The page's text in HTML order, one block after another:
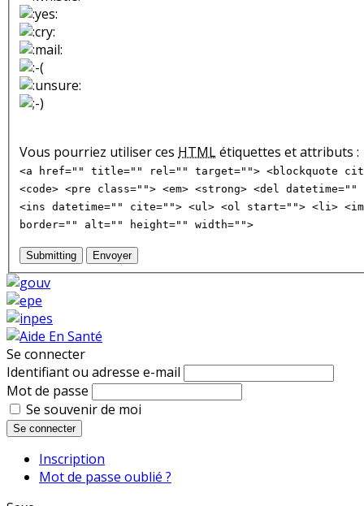
Vous pourriez utiliser ces HTMLétiquettes et attributs :
<a href="" title="" rel="" target=""> <blockquote
<code> <pre class=""> <em> <strong> <del
<ins datetime="" cite=""> <ul> <ol start=""> <li>
border="" alt="" height="" width="">
Submitting Envoyer
Se connecter
Identifiant ou adresse e-mail
Mot de passe
Se souvenir de moi
Se connecter
Inscription
Mot de passe oublié ?